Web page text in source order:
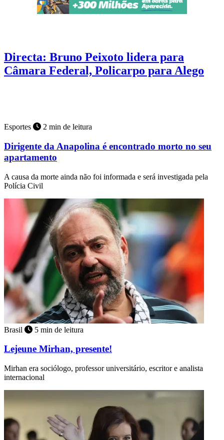
Directa: Bruno Peixoto lidera para
Câmara Federal, Policarpo para Alego
Esportes 2 min de leitura
Dirigente da Anapolina é encontrado morto no seu
apartamento
A causa da morte ainda não foi informada e será investigada pela
Polícia Civil
Brasil 5 min de leitura
Lejeune Mirhan, presente!
Mirhan era sociólogo, professor universitário, escritor e analista
internacional